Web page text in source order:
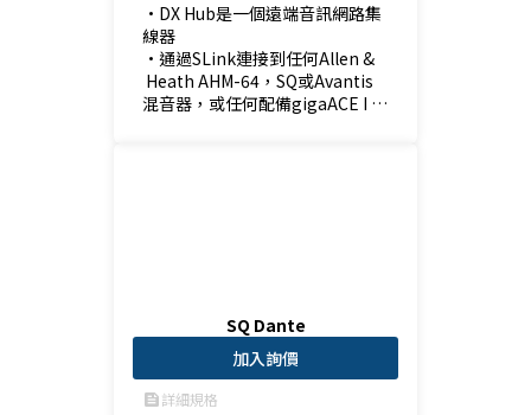
•DX Hub是一個遠端音訊網路集
線器
•通過SLink連接到任何Allen &
Heath AHM-64，SQ或Avantis
混音器，或任何配備gigaACE I /
SQ Dante
加入詢價
feed詳細規格